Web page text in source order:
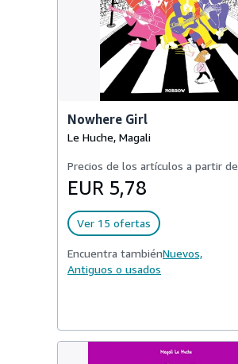
Nowhere Girl
Le Huche, Magali
Precios de los artículos a partir de
EUR 5,78
Ver 15 ofertas
Encuentra tambiénNuevos,
Antiguos o usados